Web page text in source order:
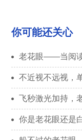
你可能还关心
老花眼——当阅
不近视不远视，
飞秒激光加持，
你是老花眼还是